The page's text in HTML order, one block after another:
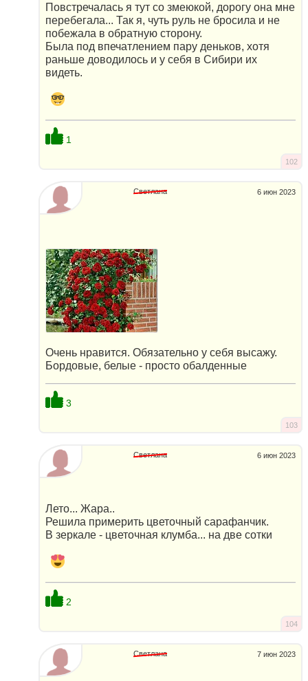
Повстречалась я тут со змеюкой, дорогу она мне
перебегала... Так я, чуть руль не бросила и не
побежала в обратную сторону.
Была под впечатлением пару деньков, хотя
раньше доводилось и у себя в Сибири их
видеть.
1
102
6 июн 2023
Светлана
Очень нравится. Обязательно у себя высажу.
Бордовые, белые - просто обалденные
3
103
6 июн 2023
Светлана
Лето... Жара..
Решила примерить цветочный сарафанчик.
В зеркале - цветочная клумба... на две сотки
2
104
7 июн 2023
Светлана